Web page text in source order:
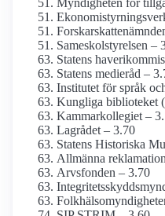
Myndigheten för
Sameskol­styrelsen –
Statens
Statens medieråd –
Institutet för språk
Kungliga biblioteket
Kammar­kollegiet –
Lagrådet – 3.70
Statens Historiska
Allmänna
Arvsfonden – 3.70